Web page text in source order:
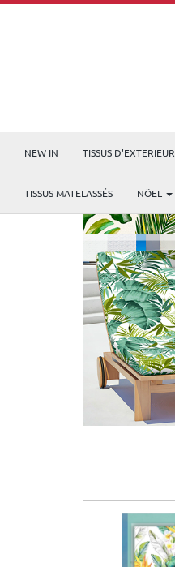
NEW IN TISSUS D'EXTERIEUR
TISSUS MATELASSÉS NÖEL